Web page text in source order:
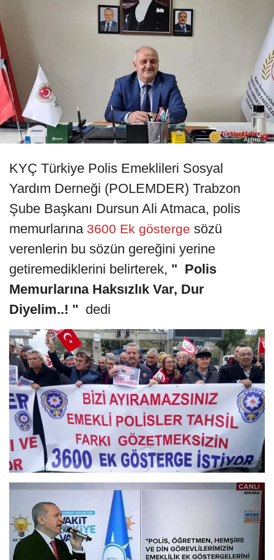
KYÇ Türkiye Polis Emeklileri Sosyal
Yardım Derneği (POLEMDER) Trabzon
Şube Başkanı Dursun Ali Atmaca, polis
memurlarına 3600 Ek gösterge sözü
verenlerin bu sözün gereğini yerine
getiremediklerini belirterek, " Polis
Memurlarına Haksızlık Var, Dur
Diyelim..! " dedi